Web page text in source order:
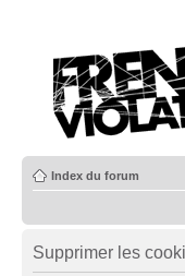
Index du forum
Supprimer les